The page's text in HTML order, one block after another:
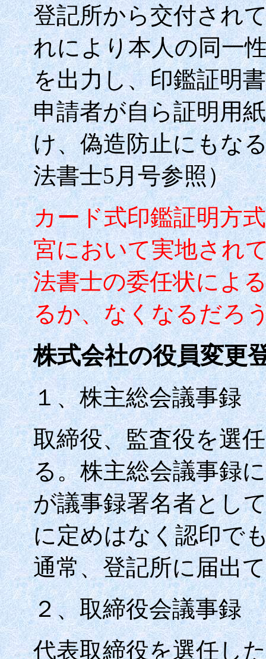
登記所から交付され
れにより本人の同一
を出力し、印鑑証明
申請者が自ら証明用
け、偽造防止にもな
法書士5月号参照）
カード式印鑑証明方
宮において実地され
法書士の委任状によ
るか、なくなるだろ
株式会社の役員変更
１、株主総会議事録
取締役、監査役を選
る。株主総会議事録
が議事録署名者とし
に定めはなく認印で
通常、登記所に届出
２、取締役会議事録
代表取締役を選任し